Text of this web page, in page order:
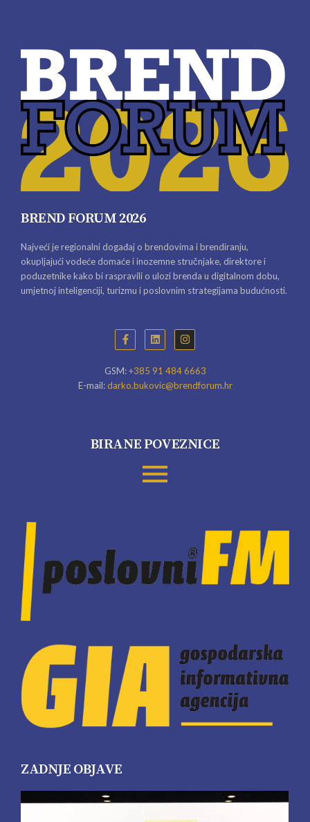
BREND FORUM 2026
Najveći je regionalni događaj o brendovima i brendiranju,
okupljajući vodeće domaće i inozemne stručnjake, direktore i
poduzetnike kako bi raspravili o ulozi brenda u digitalnom dobu,
umjetnoj inteligenciji, turizmu i poslovnim strategijama budućnosti.
GSM:+385 91 484 6663
E-mail:darko.bukovic@brendforum.hr
BIRANE POVEZNICE
ZADNJE OBJAVE